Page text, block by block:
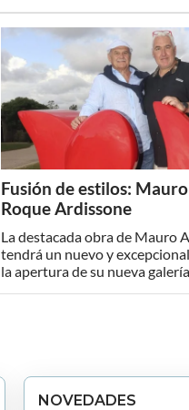
Fusión de estilos:
Roque Ardissone
La destacada obra de Mauro
tendrá un nuevo y
la apertura de su nueva galería,
NOVEDADES